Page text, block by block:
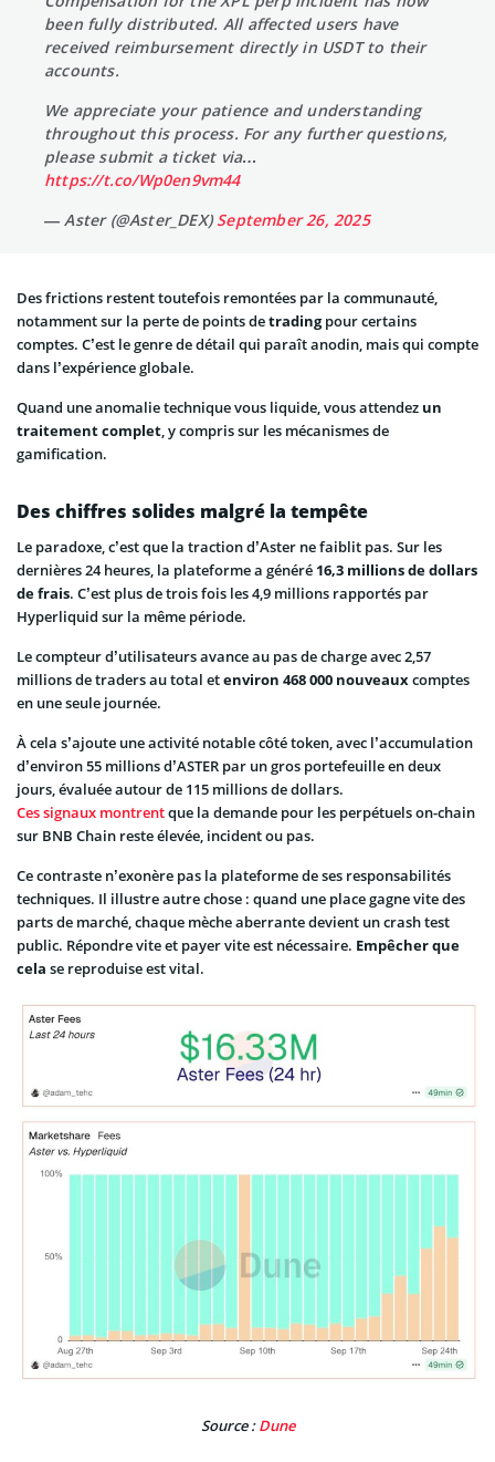
been fully distributed. All affected users have
received reimbursement directly in USDT to their
accounts.
We appreciate your patience and understanding
throughout this process. For any further questions,
please submit a ticket via…
https://t.co/Wp0en9vm44
— Aster (@Aster_DEX)September 26, 2025
Des frictions restent toutefois remontées par la communauté,
notamment sur la perte de points detradingpour certains
comptes. C’est le genre de détail qui paraît anodin, mais qui compte
dans l’expérience globale.
Quand une anomalie technique vous liquide, vous attendez un
traitement complet, y compris sur les mécanismes de
gamification.
Des chiffres solides malgré la tempête
Le paradoxe, c’est que la traction d’Aster ne faiblit pas. Sur les
dernières 24 heures, la plateforme a généré 16,3 millions de dollars
de frais. C’est plus de trois fois les 4,9 millions rapportés par
Hyperliquid sur la même période.
Le compteur d’utilisateurs avance au pas de charge avec 2,57
millions de traders au total etenviron 468 000 nouveauxcomptes
en une seule journée.
À cela s’ajoute une activité notable côté token, avec l’accumulation
d’environ 55 millions d’ASTER par un gros portefeuille en deux
jours, évaluée autour de 115 millions de dollars.
Ces signaux montrentque la demande pour les perpétuels on-chain
sur BNB Chain reste élevée, incident ou pas.
Ce contraste n’exonère pas la plateforme de ses responsabilités
techniques. Il illustre autre chose : quand une place gagne vite des
parts de marché, chaque mèche aberrante devient un crash test
public. Répondre vite et payer vite est nécessaire. Empêcher que
cela se reproduise est vital.
Source :Dune